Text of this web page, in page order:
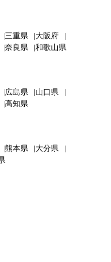
三重県
大阪府
奈良県 和歌山県
広島県
山口県
高知県
熊本県
大分県